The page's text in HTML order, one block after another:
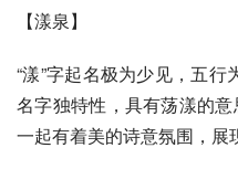
【漾泉】
“漾”字起名极为少见，五
名字独特性，具有荡漾的
一起有着美的诗意氛围，展